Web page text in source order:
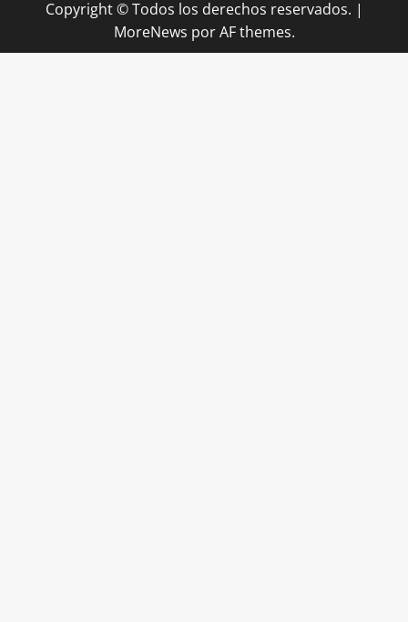
Copyright © Todos los derechos reservados. |
MoreNews por AF themes.